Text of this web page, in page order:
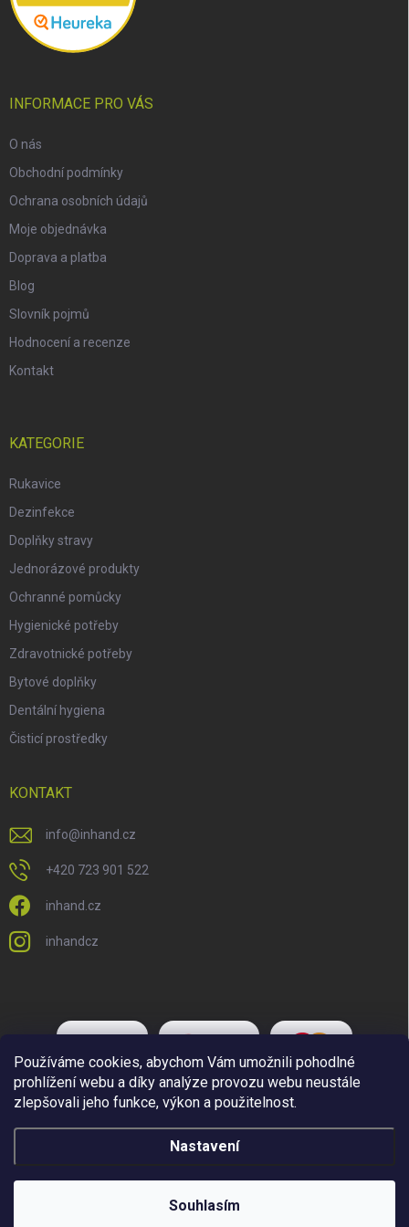
Používáme cookies, abychom Vám umožnili pohodlné
prohlížení webu a díky analýze provozu webu neustále
zlepšovali jeho funkce, výkon a použitelnost.
Nastavení
Souhlasím
INFORMACE PRO VÁS
O nás
Obchodní podmínky
Ochrana osobních údajů
Moje objednávka
Doprava a platba
Blog
Slovník pojmů
Hodnocení a recenze
Kontakt
KATEGORIE
Rukavice
Dezinfekce
Doplňky stravy
Jednorázové produkty
Ochranné pomůcky
Hygienické potřeby
Zdravotnické potřeby
Bytové doplňky
Dentální hygiena
Čisticí prostředky
KONTAKT
info@inhand.cz
+420 723 901 522
inhand.cz
inhandcz
Copyright 2026Inhand.cz. Všechna práva vyhrazena.Upravit nastavení
cookies